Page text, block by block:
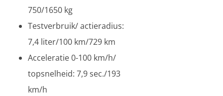
750/1650 kg
Testverbruik/ actieradius:
7,4 liter/100 km/729 km
Acceleratie 0-100 km/h/
topsnelheid: 7,9 sec./193
km/h